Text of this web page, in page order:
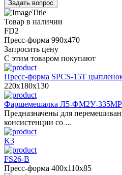
Товар в наличии
FD2
Пресс-форма 990х470
Запросить цену
С этим товаром покупают
Пресс-форма SPCS-15T
220x180x130
Фаршемешалка Л5-ФМ2У-335МР
Предназначены для
консистенции со ...
K3
FS26-B
Пресс-форма 400x110x85